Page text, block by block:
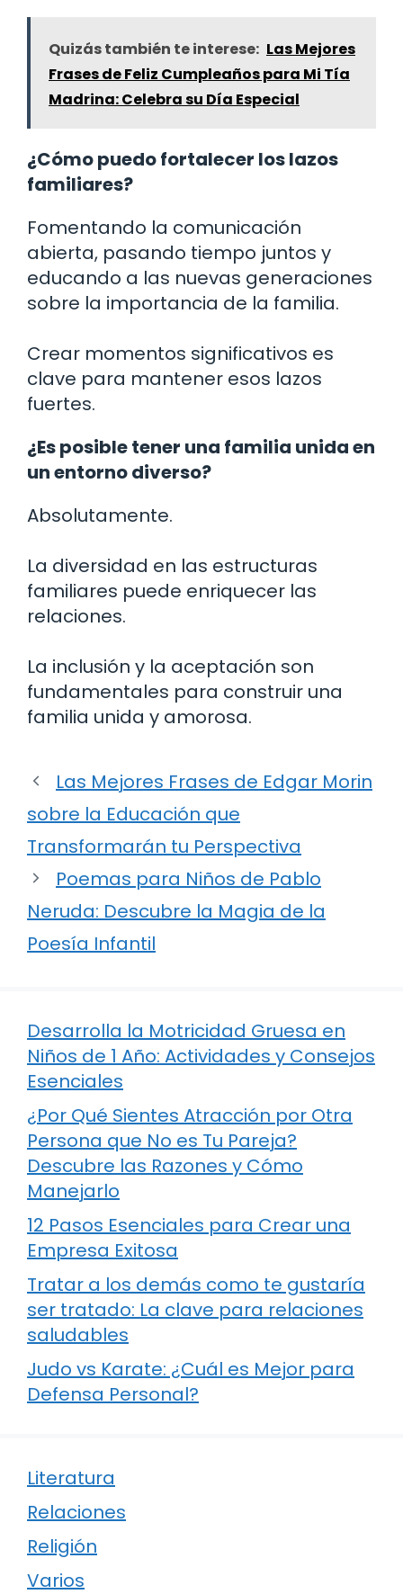
Quizás también te interese: Las Mejores
Frases de Feliz Cumpleaños para Mi Tía
Madrina: Celebra su Día Especial
¿Cómo puedo fortalecer los lazos
familiares?
Fomentando la comunicación
abierta, pasando tiempo juntos y
educando a las nuevas generaciones
sobre la importancia de la familia.
Crear momentos significativos es
clave para mantener esos lazos
fuertes.
¿Es posible tener una familia unida en
un entorno diverso?
Absolutamente.
La diversidad en las estructuras
familiares puede enriquecer las
relaciones.
La inclusión y la aceptación son
fundamentales para construir una
familia unida y amorosa.
Las Mejores Frases de Edgar Morin
sobre la Educación que
Transformarán tu Perspectiva
Poemas para Niños de Pablo
Neruda: Descubre la Magia de la
Poesía Infantil
Desarrolla la Motricidad Gruesa en
Niños de 1 Año: Actividades y Consejos
Esenciales
¿Por Qué Sientes Atracción por Otra
Persona que No es Tu Pareja?
Descubre las Razones y Cómo
Manejarlo
12 Pasos Esenciales para Crear una
Empresa Exitosa
Tratar a los demás como te gustaría
ser tratado: La clave para relaciones
saludables
Judo vs Karate: ¿Cuál es Mejor para
Defensa Personal?
Literatura
Relaciones
Religión
Varios